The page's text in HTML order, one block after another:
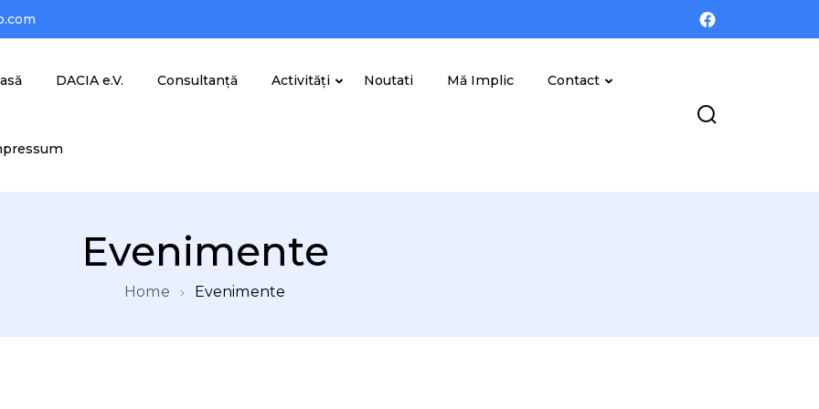
DACIA e.V. Consultanță Activități Noutati Mă Implic Contact
Evenimente
Home Evenimente